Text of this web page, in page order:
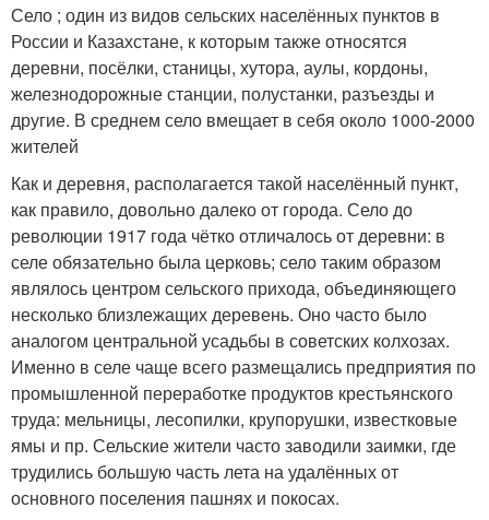
Село ; один из видов сельских населённых пунктов в
России и Казахстане, к которым также относятся
деревни, посёлки, станицы, хутора, аулы, кордоны,
железнодорожные станции, полустанки, разъезды и
другие. В среднем село вмещает в себя около 1000-2000
жителей
Как и деревня, располагается такой населённый пункт,
как правило, довольно далеко от города. Село до
революции 1917 года чётко отличалось от деревни: в
селе обязательно была церковь; село таким образом
являлось центром сельского прихода, объединяющего
несколько близлежащих деревень. Оно часто было
аналогом центральной усадьбы в советских колхозах.
Именно в селе чаще всего размещались предприятия по
промышленной переработке продуктов крестьянского
труда: мельницы, лесопилки, крупорушки, известковые
ямы и пр. Сельские жители часто заводили заимки, где
трудились большую часть лета на удалённых от
основного поселения пашнях и покосах.